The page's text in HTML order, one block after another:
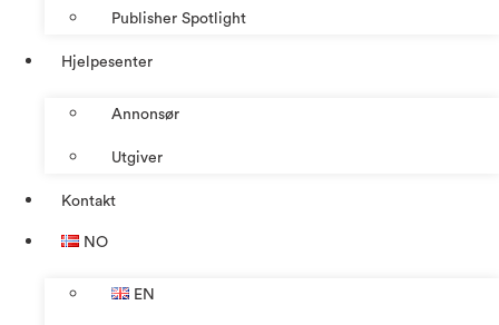
Publisher Spotlight
Hjelpesenter
Annonsør
Utgiver
Kontakt
NO
EN